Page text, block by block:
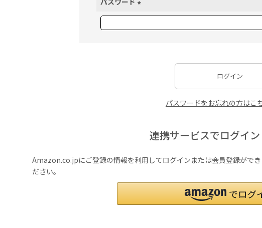
(
必
ログイン
パスワードをお忘れの方はこ
連携サービスでログイ
Amazon.co.jpにご登録の情報を利用してログインまたは会員登録がで
ださい。